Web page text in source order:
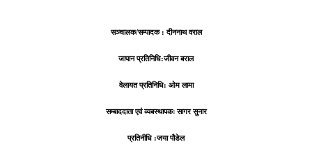
सञ्चालक/सम्पादक : दीननाथ वराल
जापान प्रतिनिधि:जीवन बराल
वेलायत प्रतिनिधि: ओम लामा
सम्बाददाता एवं व्यबस्थापकः सागर सुनार
प्रतिनीधि :जया पौडेल